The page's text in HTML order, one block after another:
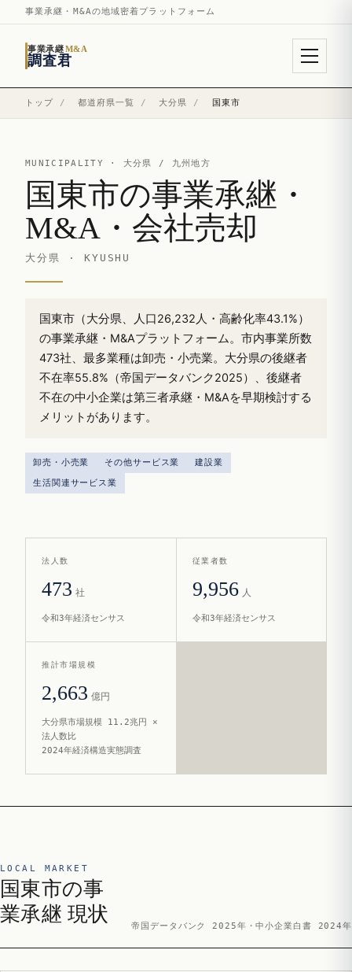
事業承継・M&Aの地域密着プラットフォーム
事業承継M&A
調査君
トップ / 都道府県一覧 / 大分県 / 国東市
MUNICIPALITY · 大分県 / 九州地方
国東市の事業承継・
M&A・会社売却
大分県 · KYUSHU
国東市（大分県、人口26,232人・高齢化率43.1%）
の事業承継・M&Aプラットフォーム。市内事業所数
473社、最多業種は卸売・小売業。大分県の後継者
不在率55.8%（帝国データバンク2025）、後継者
不在の中小企業は第三者承継・M&Aを早期検討する
メリットがあります。
卸売・小売業 その他サービス業
建設業
生活関連サービス業
法人数
473 社
令和3年経済センサス
従業者数
9,956 人
令和3年経済センサス
推計市場規模
2,663 億円
大分県市場規模 11.2兆円 ×
法人数比
2024年経済構造実態調査
LOCAL MARKET
国東市の事
業承継 現状
帝国データバンク 2025年・中小企業白書 2024年